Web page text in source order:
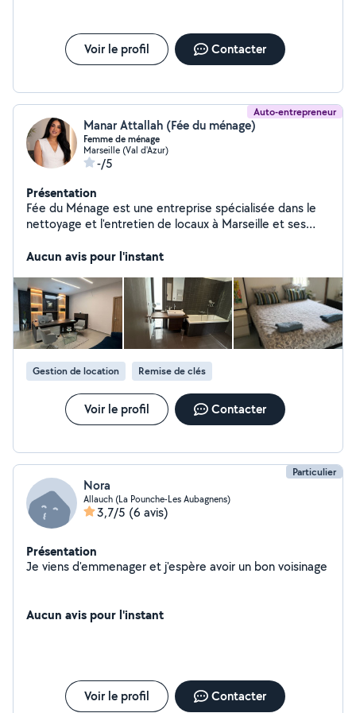
Voir le profil Contacter
Auto-entrepreneur
Manar Attallah (Fée du ménage)
Femme de ménage
Marseille (Val d'Azur)
-/5
Présentation
Fée du Ménage est une entreprise spécialisée dans le
nettoyage et l'entretien de locaux à Marseille et ses
pour particuliers et professionnels : ménage, repassage,
et logements. Notre équipe sérieuse, ponctuelle et
formée garantit un service de haute qualité, adapté aux
besoins de chaque client. Nous utilisons des produits
efficaces et respectueux de l'environnement pour
assurer un résultat impeccable et durable. Faites
confiance à Fée du Ménage pour un espace propre, sain
et accueillant. Basée à Marseille interventions rapides
dans toute la région. Contactez-nous pour un devis
gratuit et personnalisé !
Aucun avis pour l'instant
Gestion de location Remise de clés
Voir le profil Contacter
Particulier
Nora
Allauch (La Pounche-Les Aubagnens)
3,7/5 (6 avis)
Présentation
Je viens d'emmenager et j'espère avoir un bon voisinage
Aucun avis pour l'instant
Voir le profil Contacter